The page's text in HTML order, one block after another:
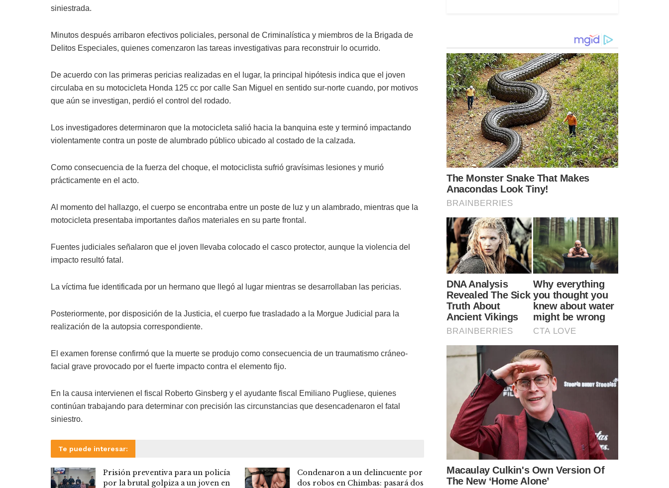
siniestrada.
Minutos después arribaron efectivos policiales, personal de Criminalística y miembros de la Brigada de
Delitos Especiales, quienes comenzaron las tareas investigativas para reconstruir lo ocurrido.
De acuerdo con las primeras pericias realizadas en el lugar, la principal hipótesis indica que el joven
circulaba en su motocicleta Honda 125 cc por calle San Miguel en sentido sur-norte cuando, por motivos
que aún se investigan, perdió el control del rodado.
Los investigadores determinaron que la motocicleta salió hacia la banquina este y terminó impactando
violentamente contra un poste de alumbrado público ubicado al costado de la calzada.
Como consecuencia de la fuerza del choque, el motociclista sufrió gravísimas lesiones y murió
prácticamente en el acto.
Al momento del hallazgo, el cuerpo se encontraba entre un poste de luz y un alambrado, mientras que la
motocicleta presentaba importantes daños materiales en su parte frontal.
Fuentes judiciales señalaron que el joven llevaba colocado el casco protector, aunque la violencia del
impacto resultó fatal.
La víctima fue identificada por un hermano que llegó al lugar mientras se desarrollaban las pericias.
Posteriormente, por disposición de la Justicia, el cuerpo fue trasladado a la Morgue Judicial para la
realización de la autopsia correspondiente.
El examen forense confirmó que la muerte se produjo como consecuencia de un traumatismo cráneo-
facial grave provocado por el fuerte impacto contra el elemento fijo.
En la causa intervienen el fiscal Roberto Ginsberg y el ayudante fiscal Emiliano Pugliese, quienes
continúan trabajando para determinar con precisión las circunstancias que desencadenaron el fatal
siniestro.
Te puede interesar:
Prisión preventiva para un policía
por la brutal golpiza a un joven en
Condenaron a un delincuente por
dos robos en Chimbas: pasará dos